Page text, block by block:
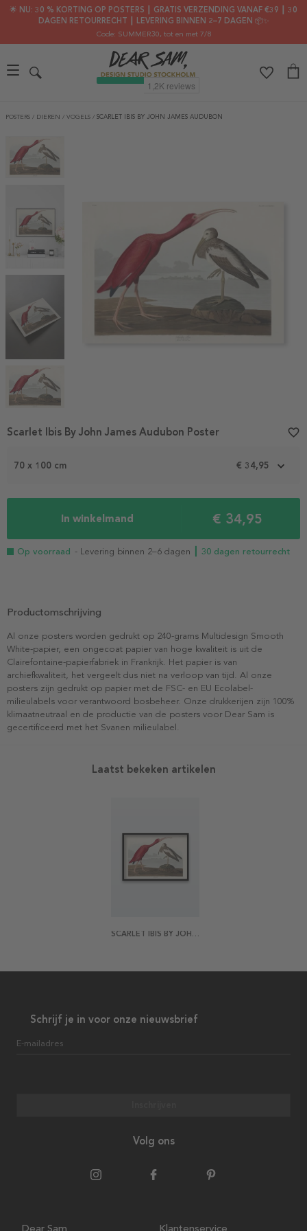
🌟 NU: 30 % KORTING OP POSTERS ┃ GRATIS VERZENDING VANAF €39 ┃ 30
DAGEN RETOURRECHT ┃ LEVERING BINNEN 2–7 DAGEN 📦✨
Code: SUMMER30, tot en met 7/8
POSTERS / DIEREN / VOGELS / SCARLET IBIS BY JOHN JAMES AUDUBON
Item
4
70 x 100 cm € 34,95
In winkelmand € 34,95
Op voorraad - Levering binnen 2–6 dagen ┃ 30 dagen retourrecht
Scarlet Ibis By John James Audubon Poster favorite_border
Productomschrijving
Al onze posters worden gedrukt op 240-grams Multidesign Smooth
White-papier, een ongecoat papier van hoge kwaliteit is uit de
Clairefontaine-papierfabriek in Frankrijk. Het papier is van
archiefkwaliteit, het vergeelt dus niet na verloop van tijd. Al onze
posters zijn gedrukt op papier met de FSC- en EU Ecolabel-
milieulabels voor verantwoord bosbeheer. Onze drukkerijen zijn 100%
klimaatneutraal en de productie van de posters voor Dear Sam is
gecertificeerd met het Svanen milieulabel.
Laatst bekeken artikelen
SCARLET IBIS BY JOHN JAMES AUDUBON POSTER
Schrijf je in voor onze nieuwsbrief
E-mailadres
Volg ons
Dear Sam Klantenservice